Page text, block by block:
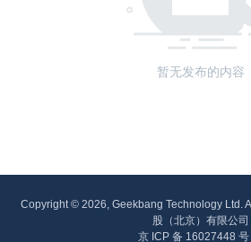
暂无发布的内容
Copyright © 2026, Geekbang Technology Ltd.
股（北京）有限公司
京 ICP 备 16027448 号